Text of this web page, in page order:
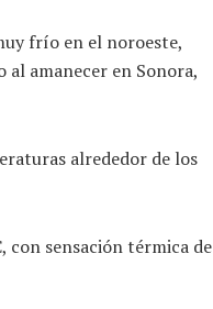
frío en el noroeste,
amanecer en Sonora,
alrededor de los
con sensación térmica de